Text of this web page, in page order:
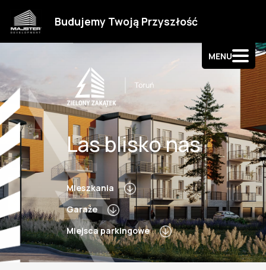
Budujemy Twoją Przyszłość
MENU
Kontakt
Las blisko nas
Mieszkania
Garaże
Miejsca parkingowe